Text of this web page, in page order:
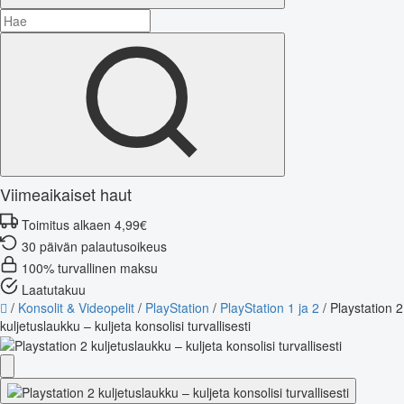
Viimeaikaiset haut
Toimitus alkaen 4,99€
30 päivän palautusoikeus
100% turvallinen maksu
Laatutakuu
/ Konsolit & Videopelit / PlayStation / PlayStation 1 ja 2 / Playstation 2
kuljetuslaukku – kuljeta konsolisi turvallisesti